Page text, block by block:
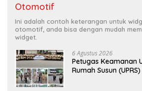
Otomotif
Ini adalah contoh keterangan untuk
otomotif, anda bisa dengan mudah
widget.
6 Agustus 2026
Petugas Keamanan
Rumah Susun